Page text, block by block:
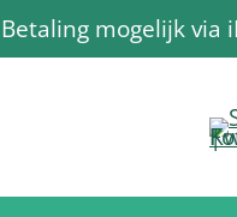
Betaling mogelijk via